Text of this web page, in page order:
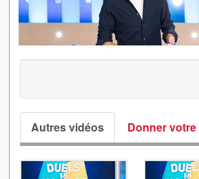
Autres vidéos Donner